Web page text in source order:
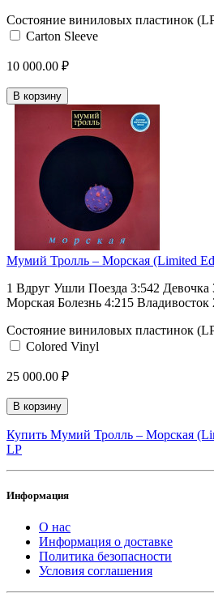
Состояние виниловых пластинок
Carton Sleeve
10 000.00 ₽
В корзину
Мумий Тролль ‎– Морская (Limited
1 Вдруг Ушли Поезда 3:542 Девочка
Морская Болезнь 4:215 Владивосток
Состояние виниловых пластинок
Colored Vinyl
25 000.00 ₽
В корзину
Купить Мумий Тролль ‎– Морская
LP
Информация
О нас
Информация о доставке
Политика безопасности
Условия соглашения